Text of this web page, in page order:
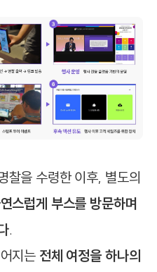
찰을 수령한 이후, 별도의
스럽게 부스를 방문하며
.
지는 전체 여정을 하나의